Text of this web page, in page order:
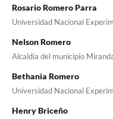
Rosario Romero Parra
Universidad Nacional
Nelson Romero
Alcaldía del municipio
Bethania Romero
Universidad Nacional
Henry Briceño